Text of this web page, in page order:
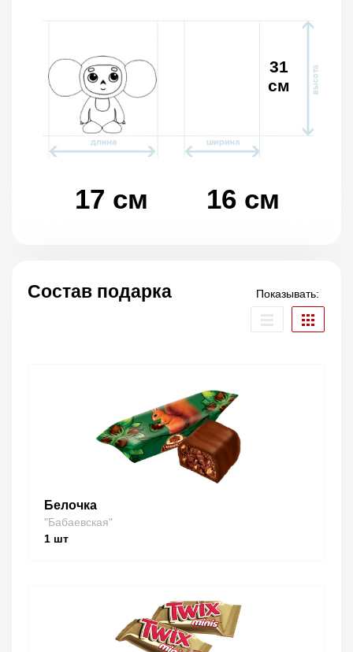
17 см 16 см
31
см
Состав подарка Показывать:
Белочка
"Бабаевская"
1 шт